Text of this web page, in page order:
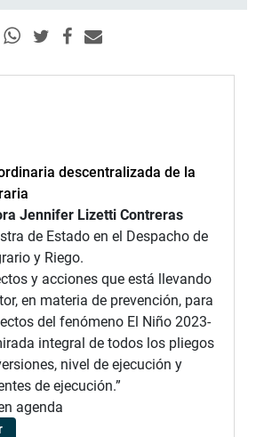
descentralizada de la
Jennifer Lizetti Contreras
de Estado en el Despacho de
y Riego.
y acciones que está llevando
en materia de prevención, para
del fenómeno El Niño 2023-
integral de todos los pliegos
nivel de ejecución y
de ejecución.”
agenda